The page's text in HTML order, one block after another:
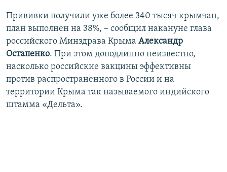
Прививки получили уже более 340 тысяч крымчан,
план выполнен на 38%, – сообщил накануне глава
российского Минздрава Крыма Александр
Остапенко. При этом доподлинно неизвестно,
насколько российские вакцины эффективны
против распространенного в России и на
территории Крыма так называемого индийского
штамма «Дельта».